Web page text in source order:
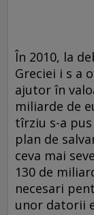
În 2010, la
Greciei i s a
ajutor în
miliarde de
tîrziu s-a
plan de
ceva mai
130 de
necesari
unor datorii